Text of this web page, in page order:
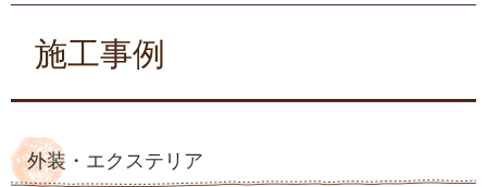
施工事例
外装・エクステリア